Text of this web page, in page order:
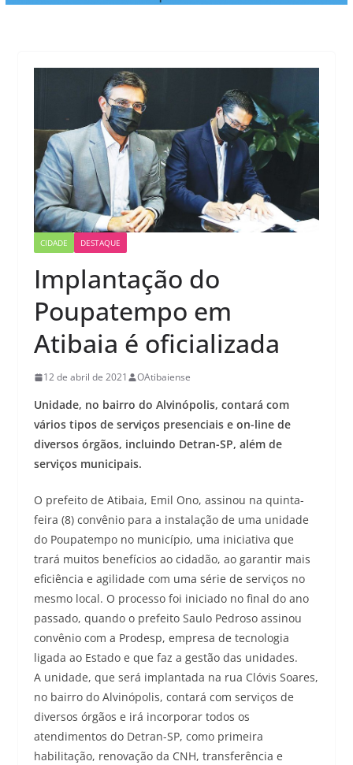
CIDADE DESTAQUE
Implantação do
Poupatempo em
Atibaia é oficializada
12 de abril de 2021 OAtibaiense
Unidade, no bairro do Alvinópolis, contará com
vários tipos de serviços presenciais e on-line de
diversos órgãos, incluindo Detran-SP, além de
serviços municipais.
O prefeito de Atibaia, Emil Ono, assinou na quinta-
feira (8) convênio para a instalação de uma unidade
do Poupatempo no município, uma iniciativa que
trará muitos benefícios ao cidadão, ao garantir mais
eficiência e agilidade com uma série de serviços no
mesmo local. O processo foi iniciado no final do ano
passado, quando o prefeito Saulo Pedroso assinou
convênio com a Prodesp, empresa de tecnologia
ligada ao Estado e que faz a gestão das unidades.
A unidade, que será implantada na rua Clóvis Soares,
no bairro do Alvinópolis, contará com serviços de
diversos órgãos e irá incorporar todos os
atendimentos do Detran-SP, como primeira
habilitação, renovação da CNH, transferência e